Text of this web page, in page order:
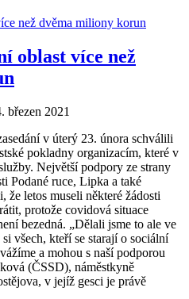
oblast více než
březen 2021
v úterý 23. února schválili
pokladny organizacím, které v
Největší podpory ze strany
Podané ruce, Lipka a také
letos museli některé žádosti
protože covidová situace
bezedná. „Dělali jsme to ale ve
všech, kteří se starají o sociální
a mohou s naší podporou
(ČSSD), náměstkyně
v jejíž gesci je právě